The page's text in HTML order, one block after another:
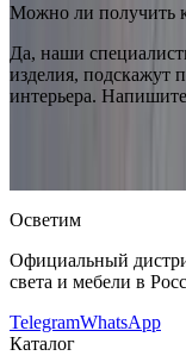
Можно ли получить
Да, наши
изделия, подскажут
интерьера.
Осветим
Официальный
света и мебели в
TelegramWhatsApp
Каталог